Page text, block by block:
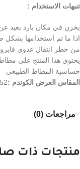
تنبهات الاستخدام :
يخزن في مكان بارد بعيد
اذا ما تم استخدامها بشكل
من خطر انتقال عدوى
يحتوي هذا المنتج على
حساسية المطاط الطبيعي
المقاس العرض الكوندم :52 مليمتر
مراجعات (0)
منتجات ذات